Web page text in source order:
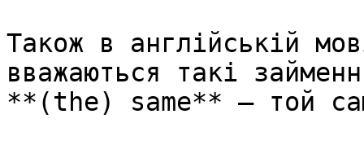
Також в англійській
вважаються такі
**(the) same** — той